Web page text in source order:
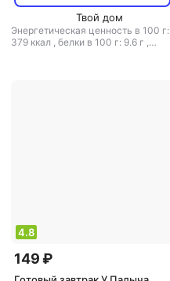
Твой дом
Энергетическая ценность в 100 г:
379 ккал , белки в 100 г: 9.6 г ,
4.8
149 ₽